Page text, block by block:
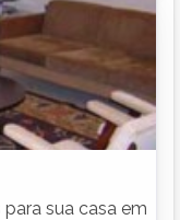
sua casa em